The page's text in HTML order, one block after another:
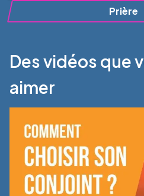
Prière
Des vidéos que
aimer